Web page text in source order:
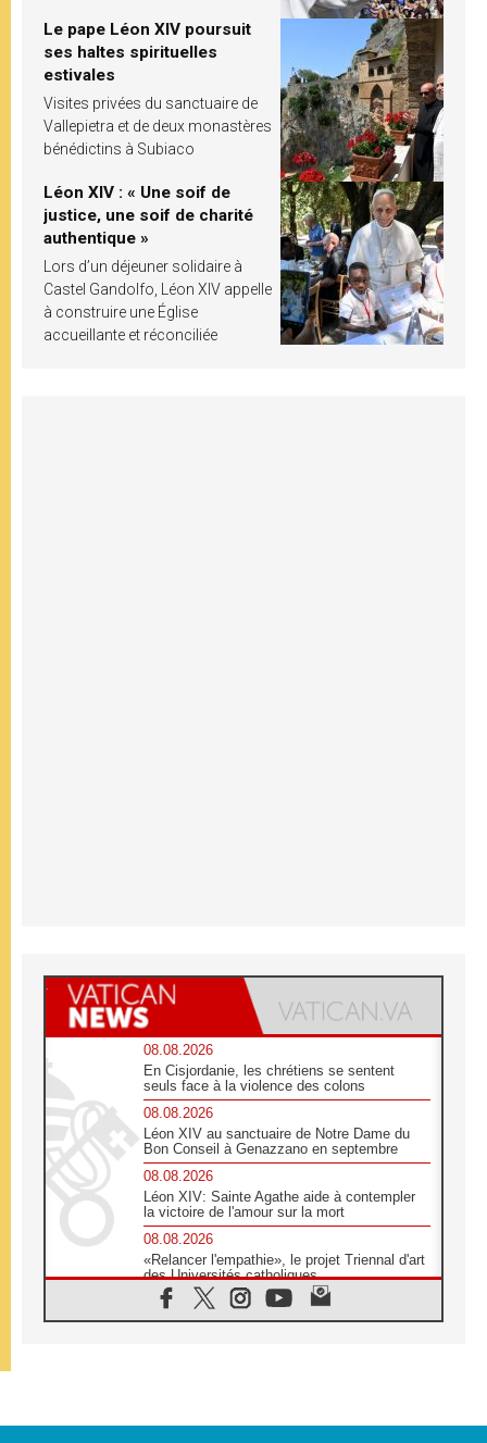
Le pape Léon XIV poursuit
ses haltes spirituelles
estivales
Visites privées du sanctuaire de
Vallepietra et de deux monastères
bénédictins à Subiaco
Léon XIV : « Une soif de
justice, une soif de charité
authentique »
Lors d’un déjeuner solidaire à
Castel Gandolfo, Léon XIV appelle
à construire une Église
accueillante et réconciliée
08.08.2026
En Cisjordanie, les chrétiens se sentent
seuls face à la violence des colons
08.08.2026
Léon XIV au sanctuaire de Notre Dame du
Bon Conseil à Genazzano en septembre
08.08.2026
Léon XIV: Sainte Agathe aide à contempler
la victoire de l'amour sur la mort
08.08.2026
«Relancer l'empathie», le projet Triennal d'art
des Universités catholiques
08.08.2026
Signis 2026, donner la parole aux religieuses
07.08.2026